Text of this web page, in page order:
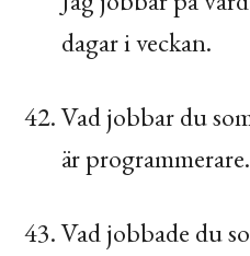
dagar i veckan.
Vad jobbar du
är programmerare.
Vad jobbade du